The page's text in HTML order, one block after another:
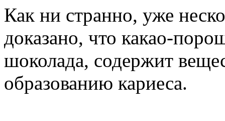
Как ни странно, уже
доказано, что какао-
шоколада, содержит
образованию кариеса.